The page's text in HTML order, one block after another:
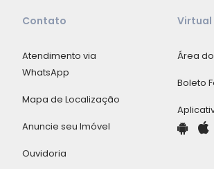
Contato
Atendimento via
WhatsApp
Mapa de Localização
Anuncie seu Imóvel
Ouvidoria
Virtual
Área
Boleto